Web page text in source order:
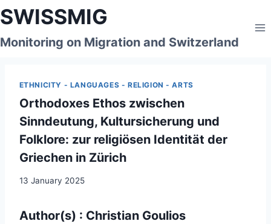
Skip
to
content
SWISSMIG
Monitoring on Migration and Switzerland
ETHNICITY - LANGUAGES - RELIGION - ARTS
Orthodoxes Ethos zwischen
Sinndeutung, Kultursicherung und
Folklore: zur religiösen Identität der
Griechen in Zürich
13 January 2025
Author(s) : Christian Goulios